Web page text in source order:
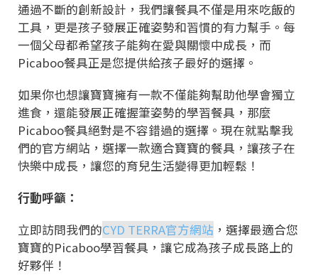
通過不斷的創新設計，我們讓餐具不僅是用來吃飯的
工具，更是孩子發展正確姿勢和習慣的有力幫手。每
一個父母都希望孩子能夠在愛與關懷中成長，而
Picaboo餐具正是您提供給孩子最好的選擇。
如果你也想讓寶寶擁有一款不僅能夠幫助他學會獨立
進食，還能發展正確握筆姿勢的學習餐具，那麼
Picaboo餐具絕對是不容錯過的選擇。現在就點擊我
們的官方網站，選擇一款適合寶寶的餐具，讓孩子在
快樂中成長，讓您的育兒生活變得更加輕鬆！
行動呼籲：
立即訪問我們的CYD TERRA官方網站 ，選擇最適合您
寶寶的Picaboo學習餐具，讓它成為孩子成長路上的
好夥伴！